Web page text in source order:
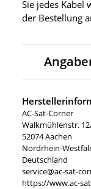
Sie jedes
der Bestellung
AC-Sat-Corner
Walkmühlenstr.
52074 Aachen
Nordrhein-
Deutschland
service@ac-sat-
https://www.ac-